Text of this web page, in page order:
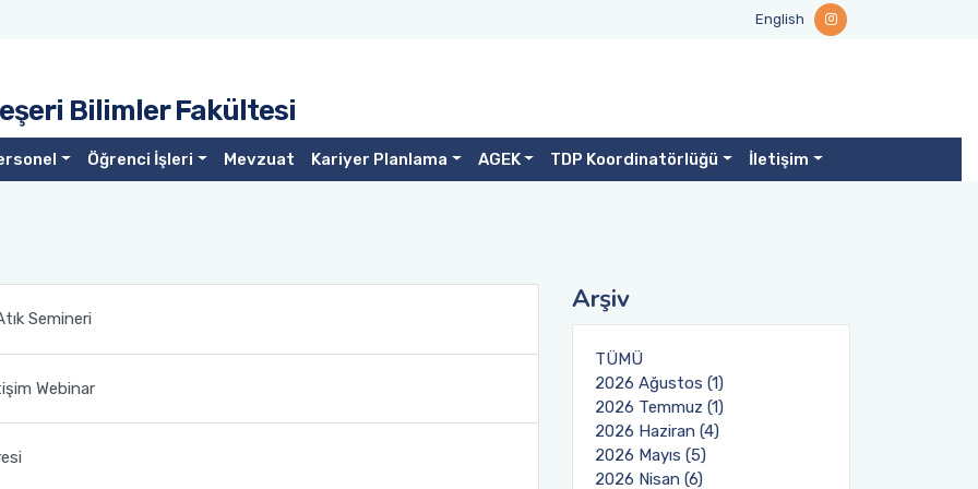
English
Bilimler Fakültesi
Öğrenci İşleri Mevzuat Kariyer Planlama AGEK TDP Koordinatörlüğü İletişim
Semineri
Webinar
Arşiv
TÜMÜ
2026 Ağustos (1)
2026 Temmuz (1)
2026 Haziran (4)
2026 Mayıs (5)
2026 Nisan (6)